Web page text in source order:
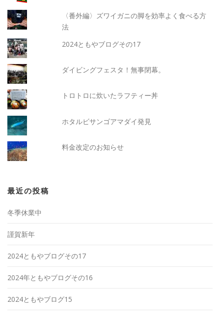
〈番外編〉ズワイガニの脚を効率よく食べる方
法
2024ともやブログその17
ダイビングフェスタ！無事閉幕。
トロトロに炊いたラフティー丼
ホタルビサンゴアマダイ発見
料金改定のお知らせ
最近の投稿
冬季休業中
謹賀新年
2024ともやブログその17
2024年ともやブログその16
2024ともやブログ15